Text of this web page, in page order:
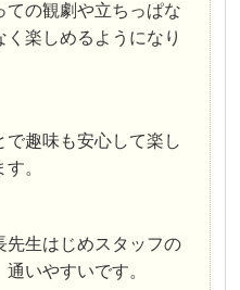
ての観劇や立ちっぱな
楽しめるようになり
趣味も安心して楽し
。
先生はじめスタッフの
いやすいです。